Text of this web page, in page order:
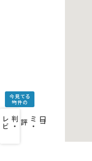
今見てる
物件の
口
コ
ミ
・
評 判
・
レ
ビ
ュ
ー
を
み